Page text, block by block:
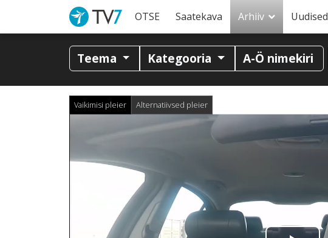
OTSE Saatekava Arhiiv Uudised
Teema Kategooria A-Ö nimekiri
Vaikimisi pleier Alternatiivsed pleier